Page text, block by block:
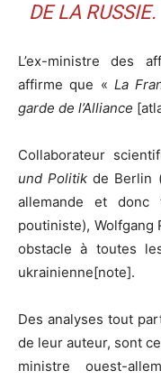
DE LA RUSSIE.
L’ex-ministre des
affirme que « La
garde de l’Alliance
Collaborateur
und Politik de Berlin
allemande et donc
poutiniste), Wolfgang
obstacle à toutes
ukrainienne[note].
Des analyses tout
de leur auteur, sont
ministre ouest-